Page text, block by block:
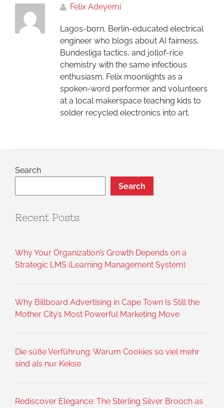
Felix Adeyemi
Lagos-born, Berlin-educated electrical
engineer who blogs about AI fairness,
Bundesliga tactics, and jollof-rice
chemistry with the same infectious
enthusiasm. Felix moonlights as a
spoken-word performer and volunteers
at a local makerspace teaching kids to
solder recycled electronics into art.
Search
Search
Recent Posts
Why Your Organization’s Growth Depends on a
Strategic LMS (Learning Management System)
Why Billboard Advertising in Cape Town Is Still the
Mother City’s Most Powerful Marketing Move
Die süße Verführung: Warum Cookies so viel mehr
sind als nur Kekse
Rediscover Elegance: The Sterling Silver Brooch as